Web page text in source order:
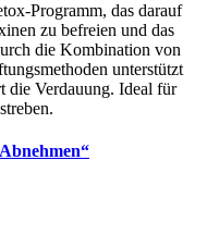
Programm, das darauf
zu befreien und das
die Kombination von
unterstützt
die Verdauung. Ideal für